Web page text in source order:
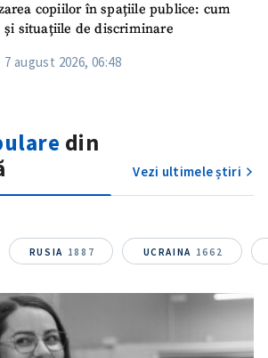
copiilor în spațiile publice: cum
situațiile de discriminare
7 august 2026, 06:48
din
Vezi ultimele știri
RUSIA 1887 UCRAINA 1662